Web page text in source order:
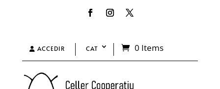
ACCEDIR CAT 0 Items